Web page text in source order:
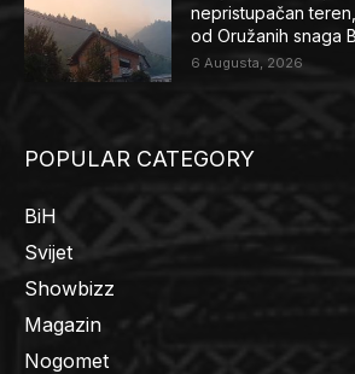
nepristupačan
od Oružanih snaga
6 Augusta, 2026
POPULAR CATEGORY
BiH
Svijet
Showbizz
Magazin
Nogomet